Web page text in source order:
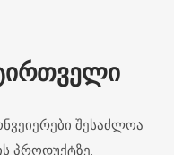
შესაძლოა
პროდუქტზე.